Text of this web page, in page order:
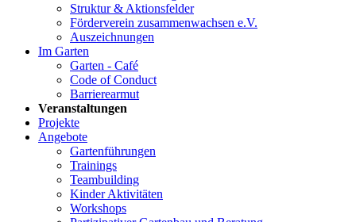
Struktur & Aktionsfelder
Förderverein zusammenwachsen e.V.
Auszeichnungen
Im Garten
Garten - Café
Code of Conduct
Barrierearmut
Veranstaltungen
Projekte
Angebote
Gartenführungen
Trainings
Teambuilding
Kinder Aktivitäten
Workshops